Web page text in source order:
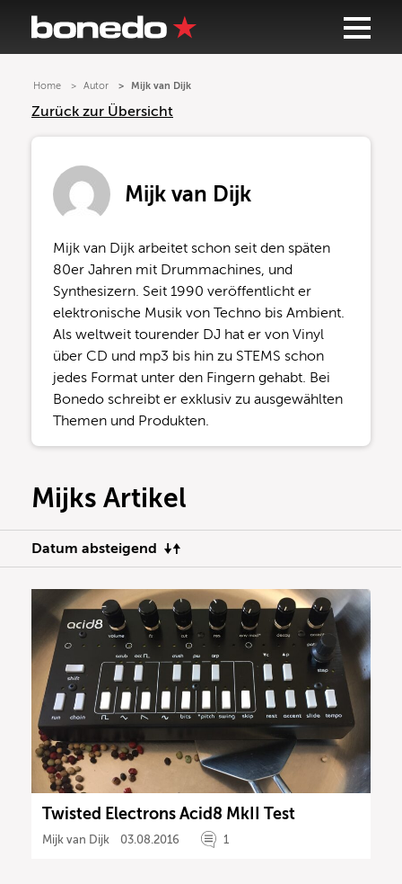
Home Autor Mijk van Dijk
Zurück zur Übersicht
Mijk van Dijk
Mijk van Dijk arbeitet schon seit den späten
80er Jahren mit Drummachines, und
Synthesizern. Seit 1990 veröffentlicht er
elektronische Musik von Techno bis Ambient.
Als weltweit tourender DJ hat er von Vinyl
über CD und mp3 bis hin zu STEMS schon
jedes Format unter den Fingern gehabt. Bei
Bonedo schreibt er exklusiv zu ausgewählten
Themen und Produkten.
Mijks Artikel
Datum absteigend
Twisted Electrons Acid8 MkII Test
Mijk van Dijk 03.08.2016 1